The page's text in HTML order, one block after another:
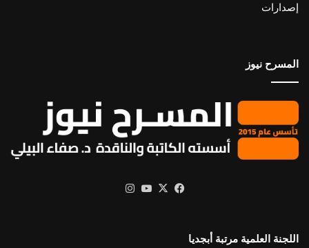
إصدارات
المسرح نيوز
فيسبوك
X يوتيوب
اللجنة العلمية مرتبة أبجديا